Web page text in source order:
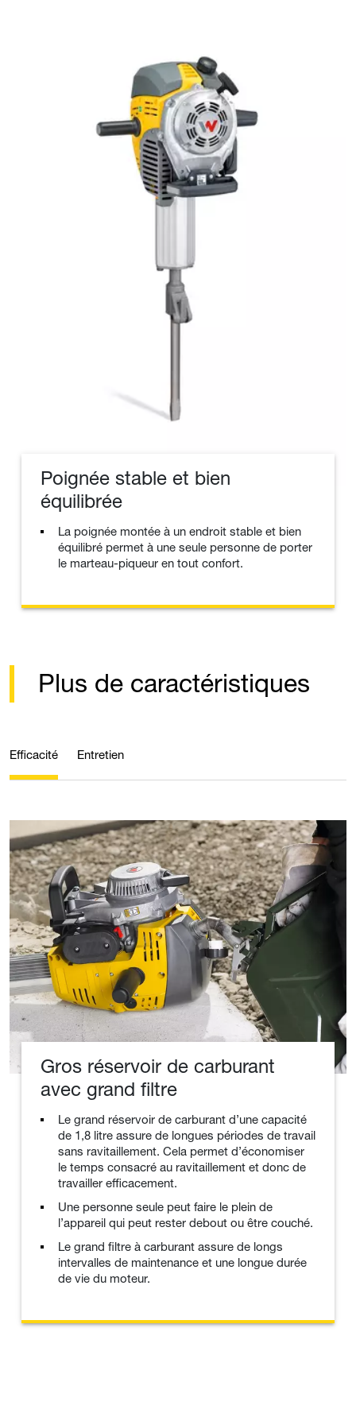
Poignée stable et bien
équilibrée
La poignée montée à un endroit stable et bien
équilibré permet à une seule personne de porter
le marteau-piqueur en tout confort.
Plus de caractéristiques
Efficacité Entretien
Gros réservoir de carburant
avec grand filtre
Le grand réservoir de carburant d’une capacité
de 1,8 litre assure de longues périodes de travail
sans ravitaillement. Cela permet d’économiser
le temps consacré au ravitaillement et donc de
travailler efficacement.
Une personne seule peut faire le plein de
l’appareil qui peut rester debout ou être couché.
Le grand filtre à carburant assure de longs
intervalles de maintenance et une longue durée
de vie du moteur.